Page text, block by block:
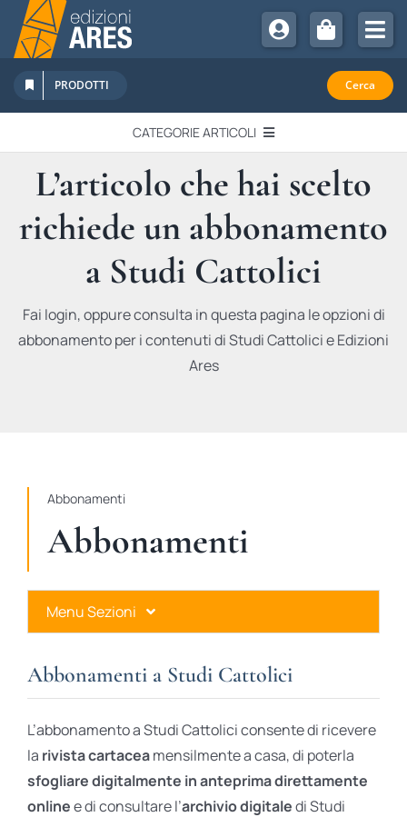
Salta
contenuto
Chi Siamo
Sostienici
Abbonamenti
Promozioni
Newsletter
PRODOTTI Cerca
CATEGORIE ARTICOLI
EDITORIALI
IN QUESTO NUMERO
RECENSIONI
L’articolo che hai scelto
richiede un abbonamento
a Studi Cattolici
Fai login, oppure consulta in questa pagina le opzioni di
abbonamento per i contenuti di Studi Cattolici e Edizioni
Ares
Abbonamenti
Abbonamenti
Menu Sezioni
Ares Gold
Ares Digital
Ares Gift Card
Abbonamenti a Studi Cattolici
L’abbonamento a Studi Cattolici consente di ricevere
la rivista cartaceamensilmente a casa, di poterla
sfogliare digitalmente in anteprima direttamente
onlinee di consultare l’archivio digitaledi Studi